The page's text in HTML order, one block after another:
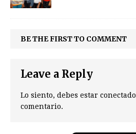
BE THE FIRST TO COMMENT
Leave a Reply
Lo siento, debes estar conectado
comentario.